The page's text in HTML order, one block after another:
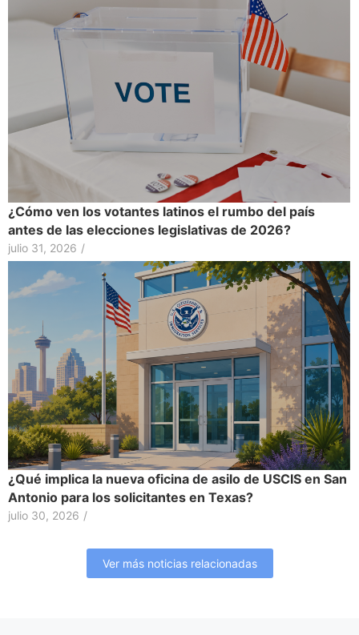
¿Cómo ven los votantes latinos el rumbo del país
antes de las elecciones legislativas de 2026?
julio 31, 2026 /
¿Qué implica la nueva oficina de asilo de USCIS en San
Antonio para los solicitantes en Texas?
julio 30, 2026 /
Ver más noticias relacionadas